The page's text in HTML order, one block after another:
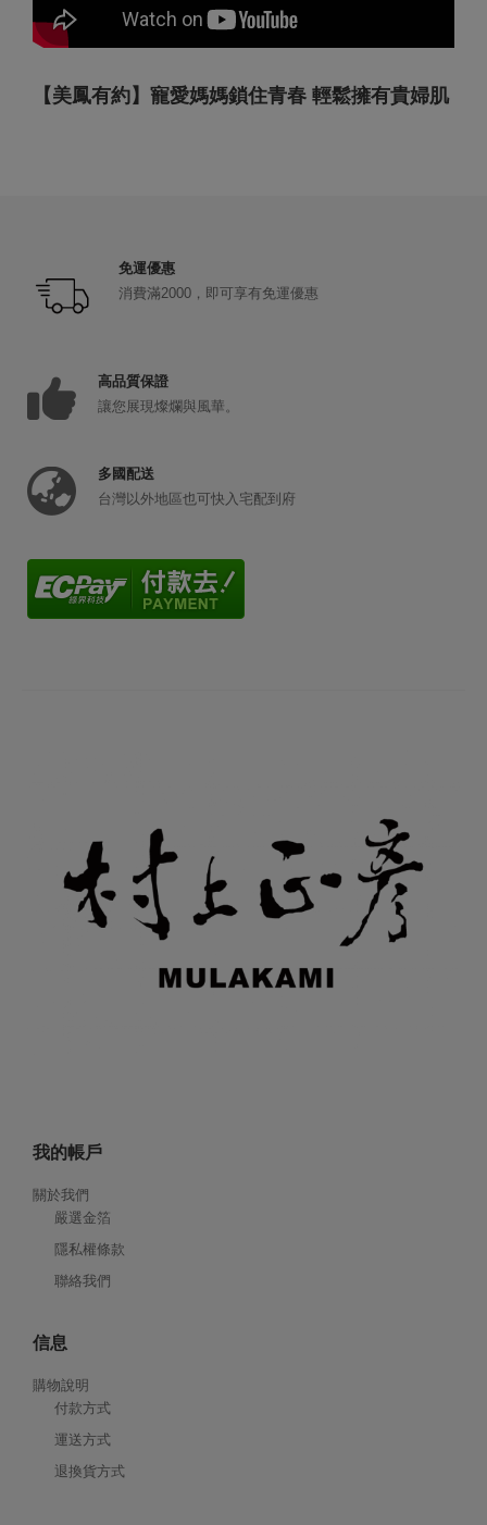
【美鳳有約】寵愛媽媽鎖住青春 輕鬆擁有貴婦肌
免運優惠
消費滿2000，即可享有免運優惠
高品質保證
讓您展現燦爛與風華。
多國配送
台灣以外地區也可快入宅配到府
我的帳戶
關於我們
嚴選金箔
隱私權條款
聯絡我們
信息
購物說明
付款方式
運送方式
退換貨方式